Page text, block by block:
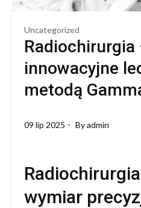
Uncategorized
Radiochirurgia
innowacyjne
metodą
09 lip 2025 Byadmin
wymiar